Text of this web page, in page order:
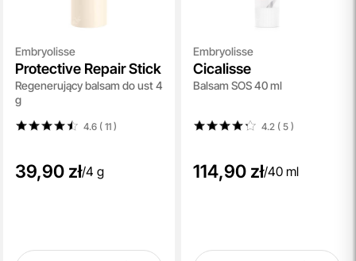
Embryolisse
Protective Repair Stick
Regenerujący balsam do ust 4
g
4.6 ( 11)
39,90 zł/4 g
Embryolisse
Cicalisse
Balsam SOS 40 ml
4.2 ( 5)
114,90 zł/40 ml